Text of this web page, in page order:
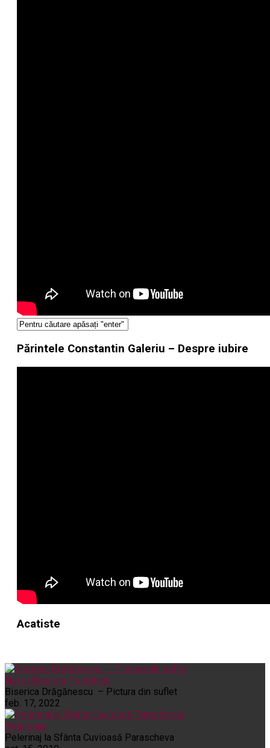
Părintele Constantin Galeriu – Despre iubire
Acatiste
Noi și Biserica Pelerinaje
Biserica Drăgănescu – Pictura din suflet
feb. 17, 2022
Pelerinaje
Pelerinaj la Sfânta Cuvioasă Parascheva